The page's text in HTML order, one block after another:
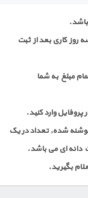
کاری بعد از ثبت
مبلغ به شما
وارد کنید.
نوشنه شده, تعداد در یک
ای می باشد.
بگیرید.